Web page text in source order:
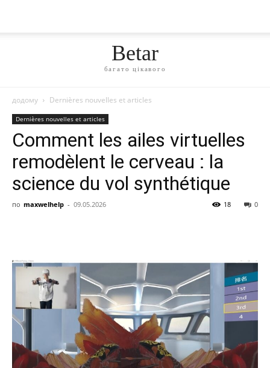
Betar
багато цікавого
додому Dernières nouvelles et articles
Dernières nouvelles et articles
Comment les ailes virtuelles
remodèlent le cerveau : la
science du vol synthétique
по maxwelhelp - 09.05.2026 0
18